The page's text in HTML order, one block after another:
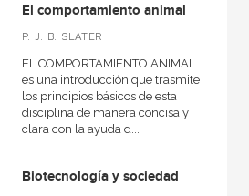
y Geología
El comportamiento animal
P. J. B. SLATER
EL COMPORTAMIENTO ANIMAL
es una introducción que trasmite
los principios básicos de esta
disciplina de manera concisa y
clara con la ayuda d...
Biotecnología y sociedad